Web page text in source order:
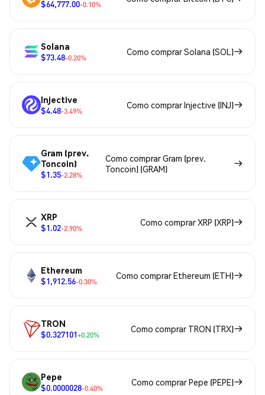
$64,777.00-0.10%
Solana
$73.48-0.20%
Como comprar Solana (SOL)
Injective
$4.48-3.49%
Como comprar Injective (INJ)
Gram (prev.
Toncoin)
$1.35-2.28%
Como comprar Gram (prev.
Toncoin) (GRAM)
XRP
$1.02-2.90%
Como comprar XRP (XRP)
Ethereum
$1,912.56-0.30%
Como comprar Ethereum (ETH)
TRON
$0.327101+0.20%
Como comprar TRON (TRX)
Pepe
$0.0000028-0.40%
Como comprar Pepe (PEPE)